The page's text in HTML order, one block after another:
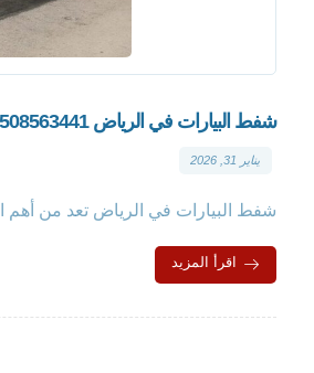
شفط البيارات في الرياض 0508563441
يناير 31, 2026
شفط البيارات في الرياض تعد من أهم
اقرأ المزيد